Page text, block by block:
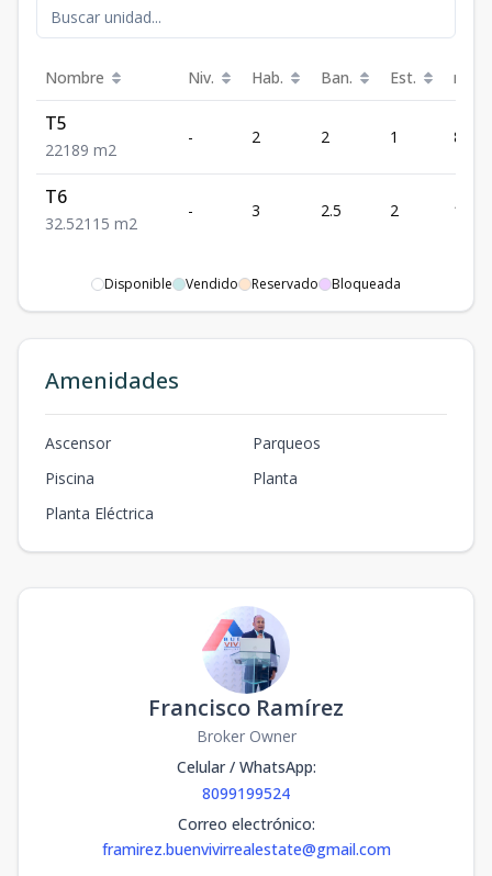
Nombre Niv. Hab. Ban. Est. m²
T5
221 89 m2
- 2 2 1 89
T6
32.52115 m2
- 3 2.5 2 115
Disponible Vendido Reservado Bloqueada
Amenidades
Ascensor
Parqueos
Piscina
Planta
Planta Eléctrica
Francisco Ramírez
Broker Owner
Celular / WhatsApp:
8099199524
Correo electrónico:
framirez.buenvivirrealestate@gmail.com